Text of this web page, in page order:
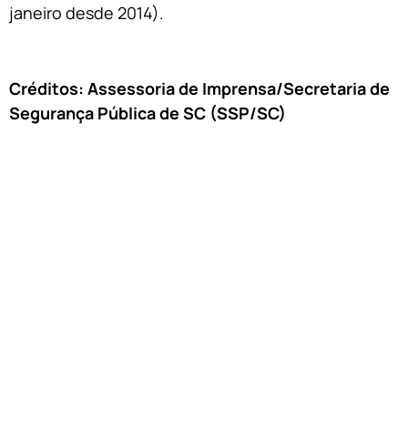
janeiro desde 2014).
Créditos: Assessoria de Imprensa/Secretaria de
Segurança Pública de SC (SSP/SC)